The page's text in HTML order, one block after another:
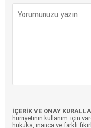
İÇERİK VE ONAY
hürriyetinin kullanımı için
hukuka, inanca ve farklı